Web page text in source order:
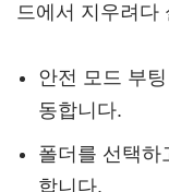
드에서 지우려다
안전 모드 부
동합니다.
폴더를 선택하
합니다.